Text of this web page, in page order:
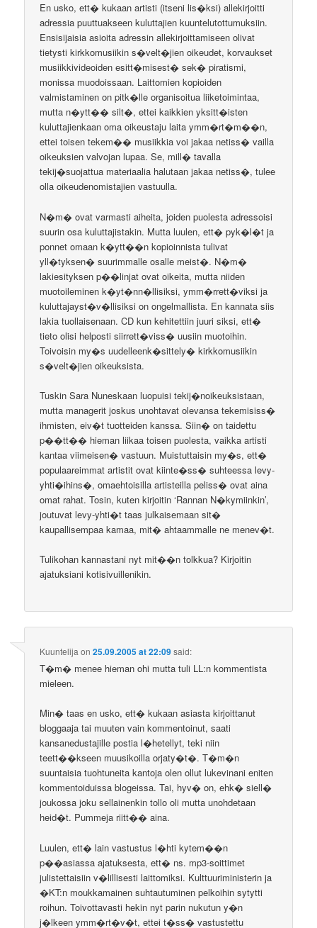
En usko, ett� kukaan artisti (itseni lis�ksi) allekirjoitti
adressia puuttuakseen kuluttajien kuuntelutottumuksiin.
Ensisijaisia asioita adressin allekirjoittamiseen olivat
tietysti kirkkomusiikin s�velt�jien oikeudet, korvaukset
musiikkivideoiden esitt�misest� sek� piratismi,
monissa muodoissaan. Laittomien kopioiden
valmistaminen on pitk�lle organisoitua liiketoimintaa,
mutta n�ytt�� silt�, ettei kaikkien yksitt�isten
kuluttajienkaan oma oikeustaju laita ymm�rt�m��n,
ettei toisen tekem�� musiikkia voi jakaa netiss� vailla
oikeuksien valvojan lupaa. Se, mill� tavalla
tekij�suojattua materiaalia halutaan jakaa netiss�, tulee
olla oikeudenomistajien vastuulla.
N�m� ovat varmasti aiheita, joiden puolesta adressoisi
suurin osa kuluttajistakin. Mutta luulen, ett� pyk�l�t ja
ponnet omaan k�ytt��n kopioinnista tulivat
yll�tyksen� suurimmalle osalle meist�. N�m�
lakiesityksen p��linjat ovat oikeita, mutta niiden
muotoileminen k�yt�nn�llisiksi, ymm�rrett�viksi ja
kuluttajayst�v�llisiksi on ongelmallista. En kannata siis
lakia tuollaisenaan. CD kun kehitettiin juuri siksi, ett�
tieto olisi helposti siirrett�viss� uusiin muotoihin.
Toivoisin my�s uudelleenk�sittely� kirkkomusiikin
s�velt�jien oikeuksista.
Tuskin Sara Nuneskaan luopuisi tekij�noikeuksistaan,
mutta managerit joskus unohtavat olevansa tekemisiss�
ihmisten, eiv�t tuotteiden kanssa. Siin� on taidettu
p��tt�� hieman liikaa toisen puolesta, vaikka artisti
kantaa viimeisen� vastuun. Muistuttaisin my�s, ett�
populaareimmat artistit ovat kiinte�ss� suhteessa levy-
yhti�ihins�, omaehtoisilla artisteilla peliss� ovat aina
omat rahat. Tosin, kuten kirjoitin ‘Rannan N�kymiinkin’,
joutuvat levy-yhti�t taas julkaisemaan sit�
kaupallisempaa kamaa, mit� ahtaammalle ne menev�t.
Tulikohan kannastani nyt mit��n tolkkua? Kirjoitin
ajatuksiani kotisivuillenikin.
Kuuntelija on25.09.2005 at 22:09said:
T�m� menee hieman ohi mutta tuli LL:n kommentista
mieleen.
Min� taas en usko, ett� kukaan asiasta kirjoittanut
bloggaaja tai muuten vain kommentoinut, saati
kansanedustajille postia l�hetellyt, teki niin
teett��kseen muusikoilla orjaty�t�. T�m�n
suuntaisia tuohtuneita kantoja olen ollut lukevinani eniten
kommentoiduissa blogeissa. Tai, hyv� on, ehk� siell�
joukossa joku sellainenkin tollo oli mutta unohdetaan
heid�t. Pummeja riitt�� aina.
Luulen, ett� lain vastustus l�hti kytem��n
p��asiassa ajatuksesta, ett� ns. mp3-soittimet
julistettaisiin v�lillisesti laittomiksi. Kulttuuriministerin ja
�KT:n moukkamainen suhtautuminen pelkoihin sytytti
roihun. Toivottavasti hekin nyt parin nukutun y�n
j�lkeen ymm�rt�v�t, ettei t�ss� vastustettu